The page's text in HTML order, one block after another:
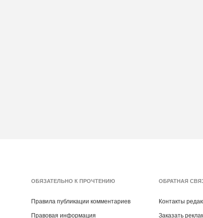
ОБЯЗАТЕЛЬНО К ПРОЧТЕНИЮ
Правила публикации комментариев
Правовая информация
ОБРАТНАЯ
Контакты
Заказать